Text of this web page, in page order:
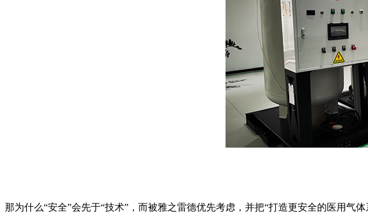
那为什么“安全”会先于“技术”，而被雅之雷德优先考虑，并把“打造更安全的医用气